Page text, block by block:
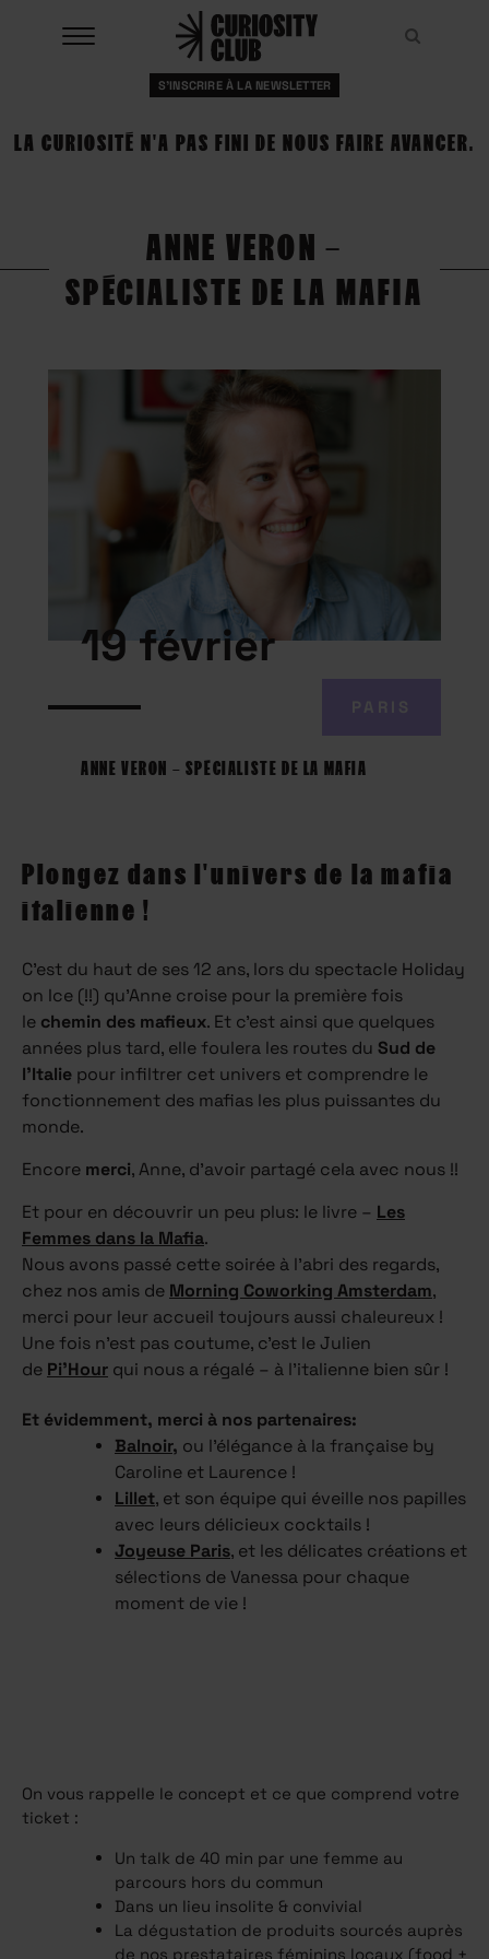
RESSOURCES
À PROPOS
S'INSCRIRE À LA NEWSLETTER
LA CURIOSITÉ N'A PAS FINI DE NOUS FAIRE AVANCER.
ANNE VERON –
SPÉCIALISTE DE LA MAFIA
19 février
ANNE VERON – SPÉCIALISTE DE LA MAFIA
Plongez dans l'univers de la mafia
italienne !
C’est du haut de ses 12 ans, lors du spectacle Holiday
on Ice (!!) qu’Anne croise pour la première fois
le chemin des mafieux. Et c’est ainsi que quelques
années plus tard, elle foulera les routes du Sud de
l’Italie pour infiltrer cet univers et comprendre le
fonctionnement des mafias les plus puissantes du
monde.
Encore merci, Anne, d’avoir partagé cela avec nous !!
Et pour en découvrir un peu plus: le livre – Les
Femmes dans la Mafia.
Nous avons passé cette soirée à l’abri des regards,
chez nos amis de Morning Coworking Amsterdam,
merci pour leur accueil toujours aussi chaleureux !
Une fois n’est pas coutume, c’est le Julien
de Pi’Hour qui nous a régalé – à l’italienne bien sûr !
Et évidemment, merci à nos partenaires:
Balnoir, ou l’élégance à la française by
Caroline et Laurence !
Lillet, et son équipe qui éveille nos papilles
avec leurs délicieux cocktails !
Joyeuse Paris, et les délicates créations et
sélections de Vanessa pour chaque
moment de vie !
On vous rappelle le concept et ce que comprend votre
ticket :
Un talk de 40 min par une femme au
parcours hors du commun
Dans un lieu insolite & convivial
La dégustation de produits sourcés auprès
de nos prestataires féminins locaux (food +